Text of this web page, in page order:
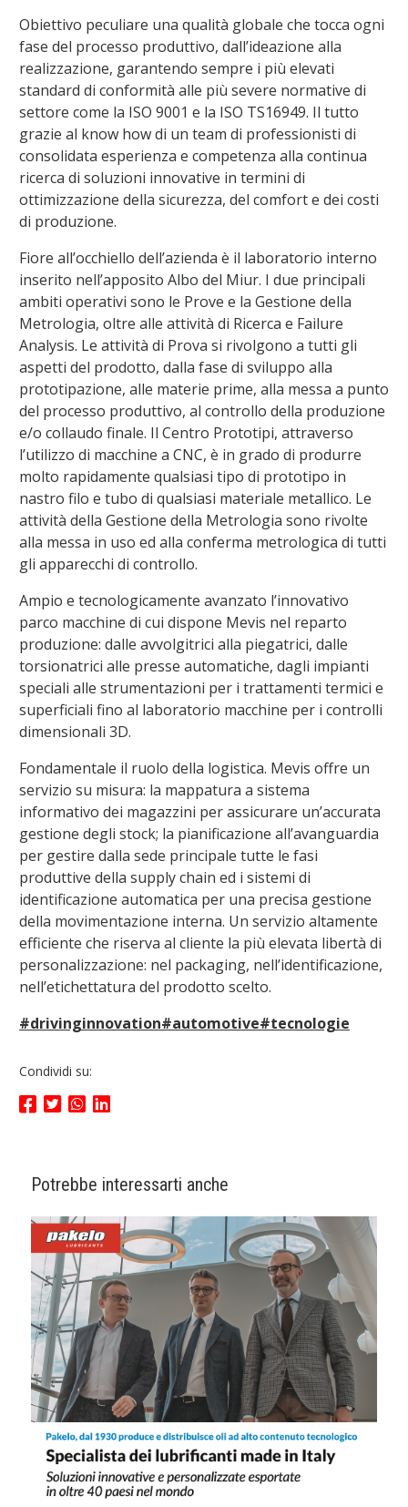
Obiettivo peculiare una qualità globale che tocca ogni
fase del processo produttivo, dall’ideazione alla
realizzazione, garantendo sempre i più elevati
standard di conformità alle più severe normative di
settore come la ISO 9001 e la ISO TS16949. Il tutto
grazie al know how di un team di professionisti di
consolidata esperienza e competenza alla continua
ricerca di soluzioni innovative in termini di
ottimizzazione della sicurezza, del comfort e dei costi
di produzione.
Fiore all’occhiello dell’azienda è il laboratorio interno
inserito nell’apposito Albo del Miur. I due principali
ambiti operativi sono le Prove e la Gestione della
Metrologia, oltre alle attività di Ricerca e Failure
Analysis. Le attività di Prova si rivolgono a tutti gli
aspetti del prodotto, dalla fase di sviluppo alla
prototipazione, alle materie prime, alla messa a punto
del processo produttivo, al controllo della produzione
e/o collaudo finale. Il Centro Prototipi, attraverso
l’utilizzo di macchine a CNC, è in grado di produrre
molto rapidamente qualsiasi tipo di prototipo in
nastro filo e tubo di qualsiasi materiale metallico. Le
attività della Gestione della Metrologia sono rivolte
alla messa in uso ed alla conferma metrologica di tutti
gli apparecchi di controllo.
Ampio e tecnologicamente avanzato l’innovativo
parco macchine di cui dispone Mevis nel reparto
produzione: dalle avvolgitrici alla piegatrici, dalle
torsionatrici alle presse automatiche, dagli impianti
speciali alle strumentazioni per i trattamenti termici e
superficiali fino al laboratorio macchine per i controlli
dimensionali 3D.
Fondamentale il ruolo della logistica. Mevis offre un
servizio su misura: la mappatura a sistema
informativo dei magazzini per assicurare un’accurata
gestione degli stock; la pianificazione all’avanguardia
per gestire dalla sede principale tutte le fasi
produttive della supply chain ed i sistemi di
identificazione automatica per una precisa gestione
della movimentazione interna. Un servizio altamente
efficiente che riserva al cliente la più elevata libertà di
personalizzazione: nel packaging, nell’identificazione,
nell’etichettatura del prodotto scelto.
#drivinginnovation#automotive#tecnologie
Condividi su:
Potrebbe interessarti anche